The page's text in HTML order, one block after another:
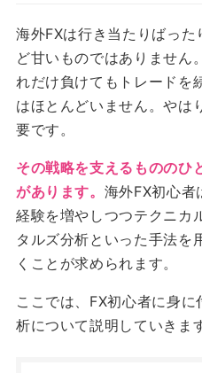
海外FXは行き当たりばっ
ど甘いものではありません
れだけ負けてもトレードを
はほとんどいません。やは
要です。
その戦略を支えるもののひ
があります。 海外FX初心者
経験を増やしつつテクニカ
タルズ分析といった手法を
くことが求められます。
ここでは、FX初心者に身
析について説明していきま